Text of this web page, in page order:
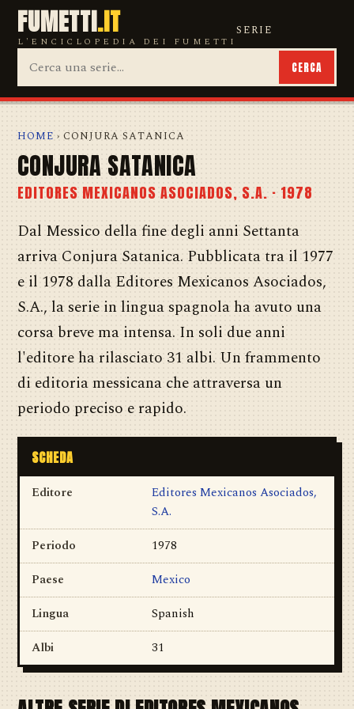
FUMETTI.IT
L'ENCICLOPEDIA DEI FUMETTI
SERIE
CERCA
HOME › CONJURA SATANICA
CONJURA SATANICA
EDITORES MEXICANOS ASOCIADOS, S.A. · 1978
Dal Messico della fine degli anni Settanta
arriva Conjura Satanica. Pubblicata tra il 1977
e il 1978 dalla Editores Mexicanos Asociados,
S.A., la serie in lingua spagnola ha avuto una
corsa breve ma intensa. In soli due anni
l'editore ha rilasciato 31 albi. Un frammento
di editoria messicana che attraversa un
periodo preciso e rapido.
SCHEDA
Editore
Editores Mexicanos Asociados,
S.A.
Periodo
1978
Paese
Mexico
Lingua
Spanish
Albi
31